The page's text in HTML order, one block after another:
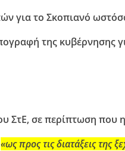
για το Σκοπιανό
της κυβέρνησης
ΣτΕ, σε περίπτωση που
«ως προς τις διατάξεις της